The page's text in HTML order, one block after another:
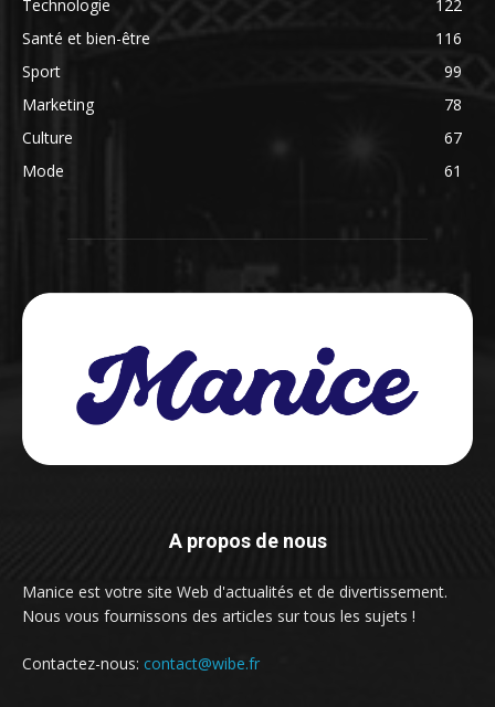
Technologie
122
Santé et bien-être
116
Sport
99
Marketing
78
Culture
67
Mode
61
A propos de nous
Manice est votre site Web d'actualités et de divertissement.
Nous vous fournissons des articles sur tous les sujets !
Contactez-nous: contact@wibe.fr